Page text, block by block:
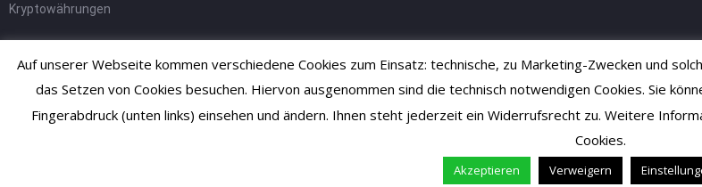
Kryptowährungen
Vertrag widerrufen
Auf unserer Webseite kommen verschiedene Cookies zum Einsatz: technische, zu Marketing-Zwecken und
das Setzen von Cookies besuchen. Hiervon ausgenommen sind die technisch notwendigen Cookies. Sie
Fingerabdruck (unten links) einsehen und ändern. Ihnen steht jederzeit ein Widerrufsrecht zu. Weitere
Cookies.
Akzeptieren Verweigern